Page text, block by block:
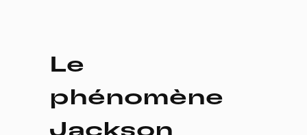
Le
phénomène
Jackson